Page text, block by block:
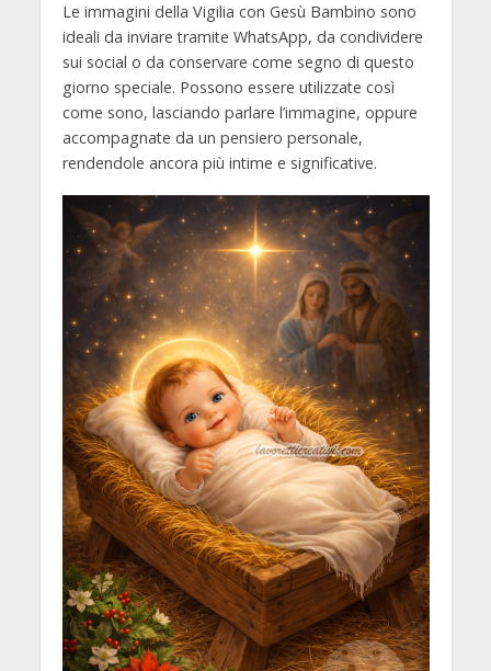
Le immagini della Vigilia con Gesù Bambino sono
ideali da inviare tramite WhatsApp, da condividere
sui social o da conservare come segno di questo
giorno speciale. Possono essere utilizzate così
come sono, lasciando parlare l’immagine, oppure
accompagnate da un pensiero personale,
rendendole ancora più intime e significative.